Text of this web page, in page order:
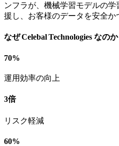
ンフラが、機械学習モデルの
援し、お客様のデータを安全か
なぜ Celebal Technologies なのか
70%
運用効率の向上
3倍
リスク軽減
60%